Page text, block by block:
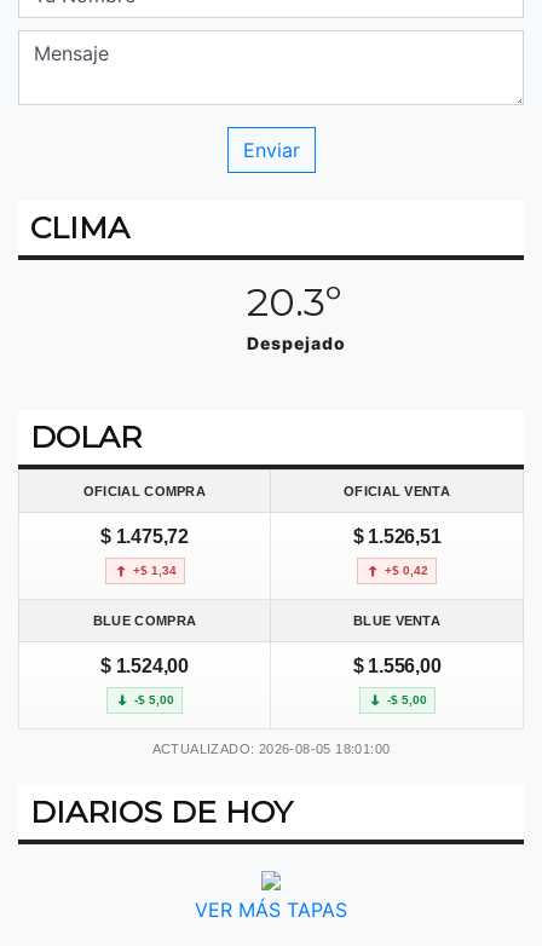
CLIMA
20.3º
Despejado
DOLAR
OFICIAL COMPRA OFICIAL VENTA
$ 1.475,72
+$ 1,34
$ 1.526,51
+$ 0,42
BLUE COMPRA BLUE VENTA
$ 1.524,00
-$ 5,00
$ 1.556,00
-$ 5,00
ACTUALIZADO: 2026-08-05 18:01:00
DIARIOS DE HOY
VER MÁS TAPAS